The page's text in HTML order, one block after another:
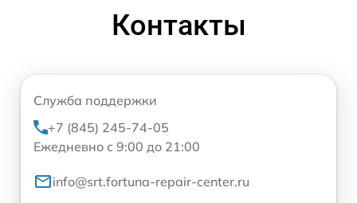
Контакты
Служба поддержки
+7 (845) 245-74-05
Ежедневно с 9:00 до 21:00
info@srt.fortuna-repair-center.ru